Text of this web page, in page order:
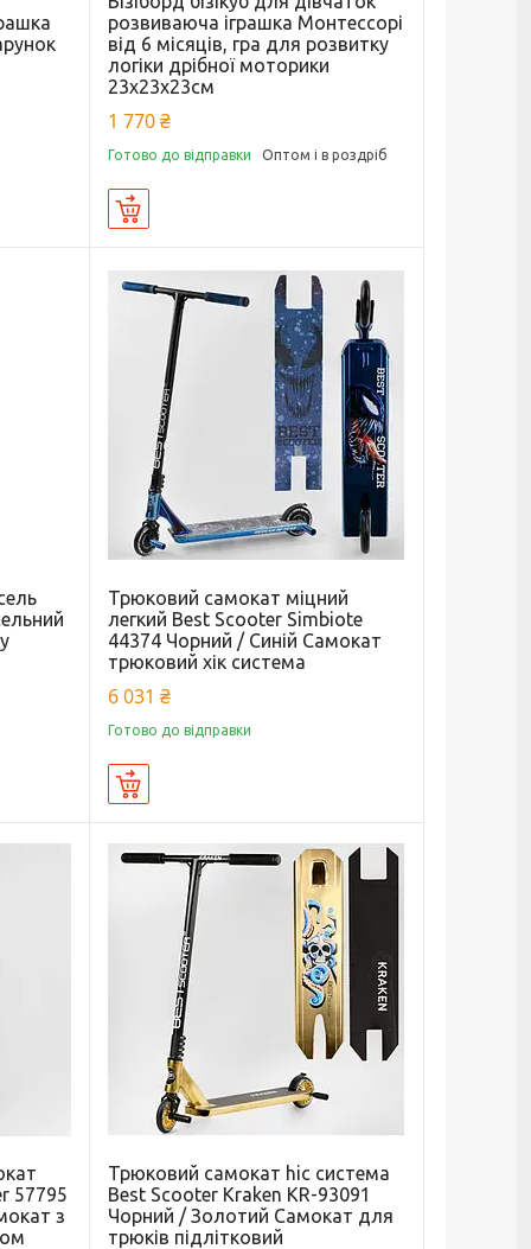
розвиваюча іграшка Монтессорі
від 6 місяців, гра для розвитку
логіки дрібної моторики
23x23x23см
1 770 ₴
Готово до відправки Оптом і в роздріб
Трюковий самокат міцний
легкий Best Scooter Simbiote
44374 Чорний / Синій Самокат
трюковий хік система
6 031 ₴
Готово до відправки
57795
з
Трюковий самокат hic система
Best Scooter Kraken KR-93091
Чорний / Золотий Самокат для
трюків підлітковий